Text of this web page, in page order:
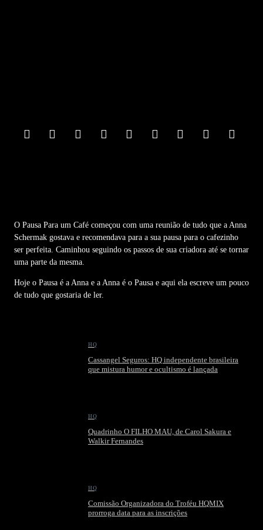
O Pausa Para um Café começou com uma reunião de tudo que a Anna
Schermak gostava e recomendava para a sua pausa para o cafezinho
ser perfeita. Caminhou seguindo os passos de sua criadora até se tornar
uma parte da mesma.
Hoje o Pausa é a Anna e a Anna é o Pausa e aqui ela escreve um pouco
de tudo que gostaria de ler.
HQ
Cassangel Seguros: HQ independente brasileira
que mistura humor e ocultismo é lançada
HQ
Quadrinho O FILHO MAU, de Carol Sakura e
Walkir Fernandes
HQ
Comissão Organizadora do Troféu HQMIX
prorroga data para as inscrições